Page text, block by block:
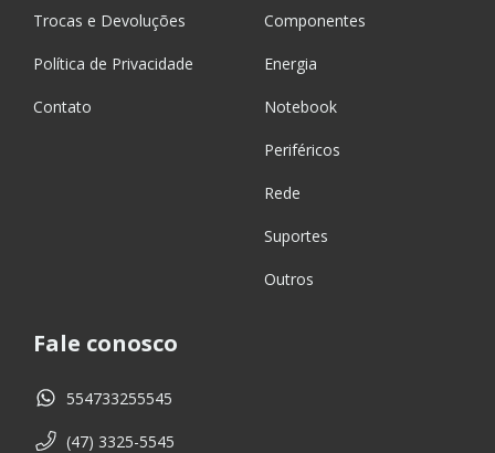
Trocas e Devoluções
Política de Privacidade
Contato
Componentes
Energia
Notebook
Periféricos
Rede
Suportes
Outros
Fale conosco
554733255545
(47) 3325-5545